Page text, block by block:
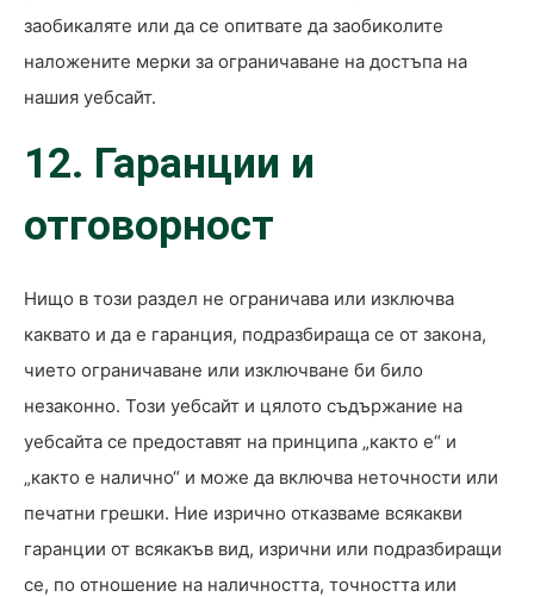
заобикаляте или да се опитвате да заобиколите
наложените мерки за ограничаване на достъпа на
нашия уебсайт.
12. Гаранции и
отговорност
Нищо в този раздел не ограничава или изключва
каквато и да е гаранция, подразбираща се от закона,
чието ограничаване или изключване би било
незаконно. Този уебсайт и цялото съдържание на
уебсайта се предоставят на принципа „както е“ и
„както е налично“ и може да включва неточности или
печатни грешки. Ние изрично отказваме всякакви
гаранции от всякакъв вид, изрични или подразбиращи
се, по отношение на наличността, точността или